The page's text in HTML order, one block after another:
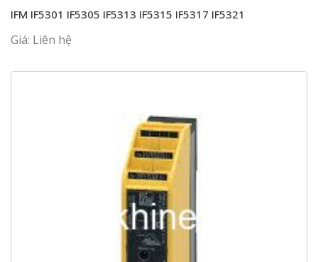
IFM IF5301 IF5305 IF5313 IF5315 IF5317 IF5321
Giá: Liên hệ